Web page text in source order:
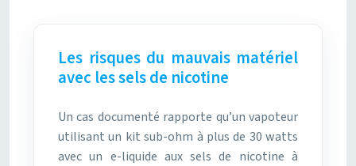
Les risques du mauvais matériel
avec les sels de nicotine
Un cas documenté rapporte qu’un vapoteur
utilisant un kit sub-ohm à plus de 30 watts
avec un e-liquide aux sels de nicotine à